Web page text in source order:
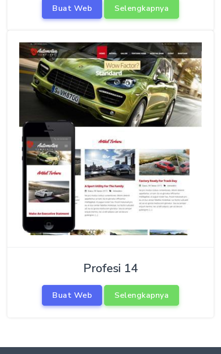
Buat Web Selengkapnya
Profesi 14
Buat Web Selengkapnya